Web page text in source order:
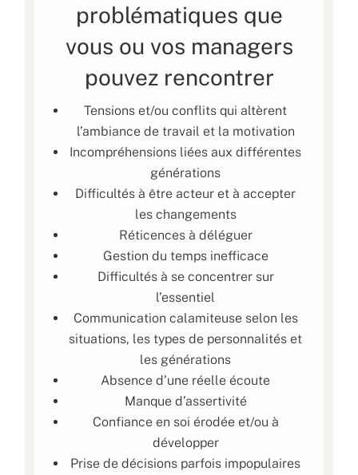
problématiques que
vous ou vos managers
pouvez rencontrer
Tensions et/ou conflits qui altèrent
l’ambiance de travail et la motivation
Incompréhensions liées aux différentes
générations
Difficultés à être acteur et à accepter
les changements
Réticences à déléguer
Gestion du temps inefficace
Difficultés à se concentrer sur
l’essentiel
Communication calamiteuse selon les
situations, les types de personnalités et
les générations
Absence d’une réelle écoute
Manque d’assertivité
Confiance en soi érodée et/ou à
développer
Prise de décisions parfois impopulaires